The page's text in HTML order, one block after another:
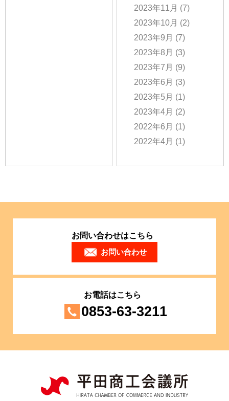
2023年11月 (7)
2023年10月 (2)
2023年9月 (7)
2023年8月 (3)
2023年7月 (9)
2023年6月 (3)
2023年5月 (1)
2023年4月 (2)
2022年6月 (1)
2022年4月 (1)
お問い合わせはこちら
お問い合わせ
お電話はこちら
0853-63-3211